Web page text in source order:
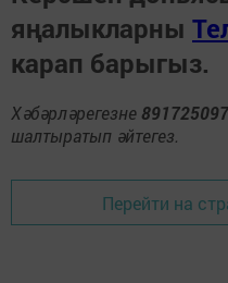
яңалыкларны
карап барыгыз.
Хәбәрләрегезне
шалтыратып әйтегез.
Перейти на